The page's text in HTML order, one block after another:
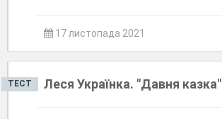
17 листопада 2021
ТЕСТ Леся Українка. "Давня казка"